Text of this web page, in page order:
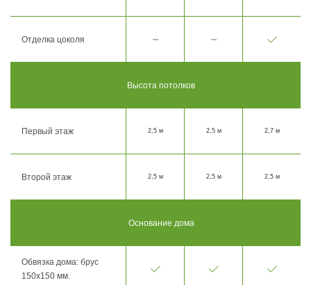
Отделка цоколя
Высота потолков
Первый этаж 2,5 м 2,5 м 2,7 м
Второй этаж 2,5 м 2,5 м 2,5 м
Основание дома
Обвязка дома: брус
150х150 мм.